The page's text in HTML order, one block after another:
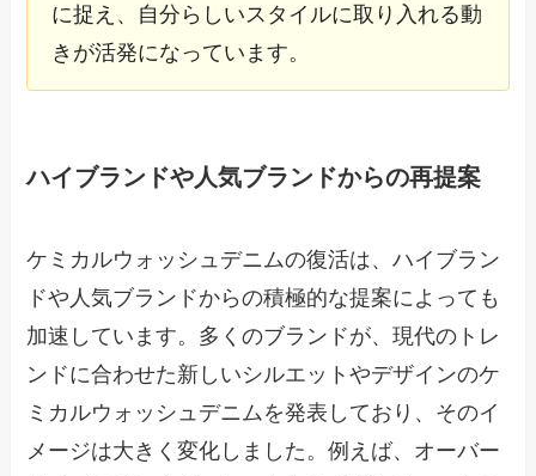
に捉え、自分らしいスタイルに取り入れる動
きが活発になっています。
ハイブランドや人気ブランドからの再提案
ケミカルウォッシュデニムの復活は、ハイブラン
ドや人気ブランドからの積極的な提案によっても
加速しています。多くのブランドが、現代のトレ
ンドに合わせた新しいシルエットやデザインのケ
ミカルウォッシュデニムを発表しており、そのイ
メージは大きく変化しました。例えば、オーバー